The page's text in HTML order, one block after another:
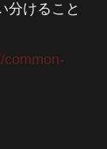
分けること
common-